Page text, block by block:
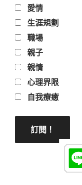
愛情
生涯規劃
職場
親子
親情
心理界限
自我療癒